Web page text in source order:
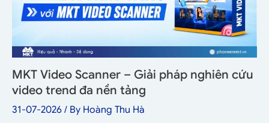
MKT Video Scanner – Giải pháp nghiên cứu
video trend đa nền tảng
31-07-2026 / By Hoàng Thu Hà